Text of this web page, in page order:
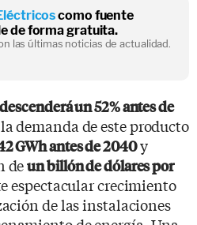
como fuente
de forma gratuita.
las últimas noticias de actualidad.
un 52% antes de
demanda de este producto
GWh antes de 2040y
deun billón de dólares por
espectacular crecimiento
de las instalaciones